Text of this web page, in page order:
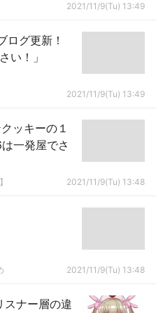
2021/11/9(Tu) 13:49
ログ更新！
い！」
2021/11/9(Tu) 13:49
ッキーの１
一発屋でさ
2021/11/9(Tu) 13:48
2021/11/9(Tu) 13:48
スナー層の違